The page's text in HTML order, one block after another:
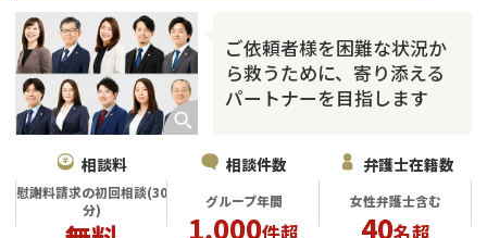
ご依頼者様を困難な状況か
ら救うために、寄り添える
パートナーを目指します
相談料
慰謝料請求の初回相談(30
分)
相談件数
グループ年間
1,000
弁護士在籍数
女性弁護士含む
40